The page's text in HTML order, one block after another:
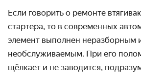
Если говорить о ремонте
стартера, то в современных
элемент выполнен неразборным
необслуживаемым. При его
щёлкает и не заводится,